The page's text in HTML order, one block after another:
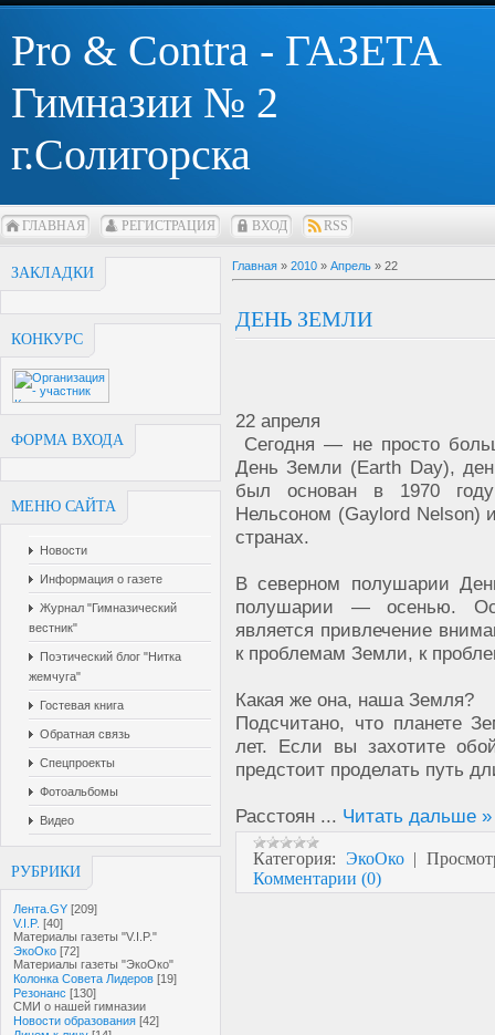
Pro & Contra - ГАЗЕТА
Гимназии № 2
г.Солигорска
ГЛАВНАЯ РЕГИСТРАЦИЯ ВХОД RSS
ЗАКЛАДКИ
КОНКУРС
ФОРМА ВХОДА
МЕНЮ САЙТА
Новости
Информация о газете
Журнал "Гимназический
вестник"
Поэтический блог "Нитка
жемчуга"
Гостевая книга
Обратная связь
Спецпроекты
Фотоальбомы
Видео
РУБРИКИ
Лента.GY [209]
V.I.P. [40]
Материалы газеты "V.I.P."
ЭкоОко [72]
Материалы газеты "ЭкоОко"
Колонка Совета Лидеров [19]
Резонанс [130]
СМИ о нашей гимназии
Новости образования [42]
Главная » 2010 » Апрель » 22
ДЕНЬ ЗЕМЛИ
22 апреля
Сегодня — не просто
День Земли (Earth Day),
был основан в 1970
Нельсоном (Gaylord Nelson)
странах.
В северном полушарии
полушарии — осенью.
является привлечение
к проблемам Земли, к
Какая же она, наша Земля?
Подсчитано, что планете
лет. Если вы захотите
предстоит проделать путь
Расстоян ... Читать дальше »
Категория: ЭкоОко |
Комментарии (0)